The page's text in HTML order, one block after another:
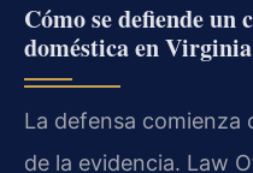
Cómo se defiende un
doméstica en Virginia
La defensa comienza
de la evidencia. Law